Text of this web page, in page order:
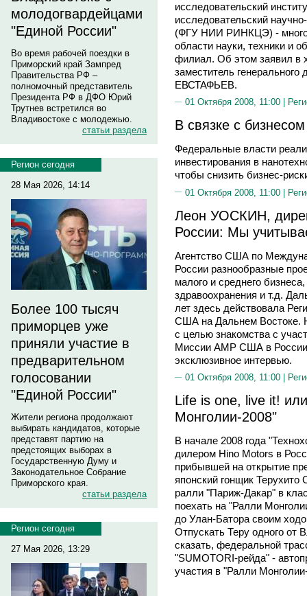
молодогвардейцами
"Единой России"
Во время рабочей поездки в
Приморский край Зампред
Правительства РФ –
полномочный представитель
Президента РФ в ДФО Юрий
Трутнев встретился во
Владивостоке с молодежью.
статьи раздела
Регион сегодня
28 Мая 2026, 14:14
Более 100 тысяч
приморцев уже
приняли участие в
предварительном
голосовании
"Единой России"
Жители региона продолжают
выбирать кандидатов, которые
представят партию на
предстоящих выборах в
Государственную Думу и
Законодательное Собрание
Приморского края.
статьи раздела
Регион сегодня
27 Мая 2026, 13:29
исследовательский
исследовательский
(ФГУ НИИ РИНКЦЭ) -
области науки, техники и
филиал. Об этом заявил в
заместитель
ЕВСТАФЬЕВ.
01 Октября 2008, 11:00 |
В связке с бизнесом
Федеральные власти
инвестирования в
чтобы снизить бизнес-
01 Октября 2008, 11:00 |
Леон УОСКИН,
России: Мы
Агентство США по
России разнообразные
малого и среднего
здравоохранения и т.д.
лет здесь действовала
США на Дальнем Востоке.
с целью знакомства с
Миссии АМР США в России
эксклюзивное интервью.
01 Октября 2008, 11:00 |
Life is one, live it!
Монголии-2008"
В начале 2008 года
дилером Hino Motors в
прибывшей на открытие
японский гонщик
ралли "Париж-Дакар" в
поехать на "Ралли
до Улан-Батора своим
Отпускать Теру одного от
сказать, федеральной
"SUMOTORI-рейда" -
участия в "Ралли